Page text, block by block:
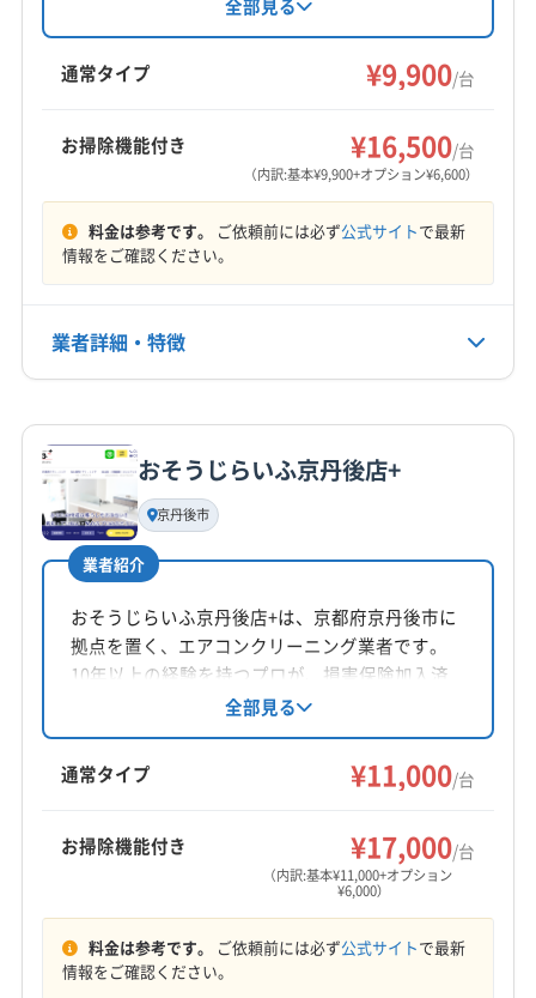
アフターフォロー、防カビ・抗菌コーティング
が特徴です。土日祝日も対応可能で、安心して
依頼できる地域密着型の業者です。
全部見る
通常タイプ ¥9,900/台
お掃除機能付き ¥16,500/台
（内訳:基本¥9,900+オプション¥6,600）
料金は参考です。 ご依頼前には必ず公式サイトで最新
情報をご確認ください。
業者詳細・特徴
基本情報
代表者名
佐々木圭輔
所在地
福井県丹生郡越前町西田中3-612-1
対応地域
あわら市 越前市
勝山市
小浜市 大野市 敦賀市
福井市
吉田郡永平寺町
三方郡美浜町
南条郡南越前町
定休日
不定休
おそうじらいふ京丹後店+
京丹後市
業者紹介
おそうじらいふ京丹後店+は、京都府京丹後市に
拠点を置く、エアコンクリーニング業者です。
10年以上の経験を持つプロが、損害保険加入済
みで安心のサービスを提供。要望に合わせた洗
剤を使用し、頑固な汚れも徹底的に除去しま
す。防カビ・抗菌コーティングにも対応。複数
台割引やオプションも充実しています。
全部見る
通常タイプ ¥11,000/台
お掃除機能付き ¥17,000/台
（内訳:基本¥11,000+オプション
¥6,000）
料金は参考です。 ご依頼前には必ず公式サイトで最新
情報をご確認ください。